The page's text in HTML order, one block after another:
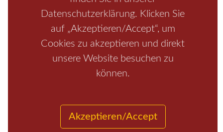
Datenschutzerklärung. Klicken Sie
auf „Akzeptieren/Accept“, um
Cookies zu akzeptieren und direkt
unsere Website besuchen zu
können.
Akzeptieren/Accept
Region / Fragen+Antworten / Unterkunft / Aktivitäten
Kontakt / Impressum